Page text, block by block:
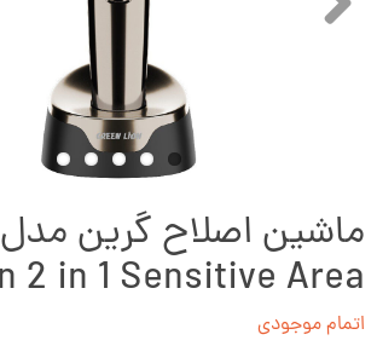
2 in 1 Sensitive Area
اتمام موجودی